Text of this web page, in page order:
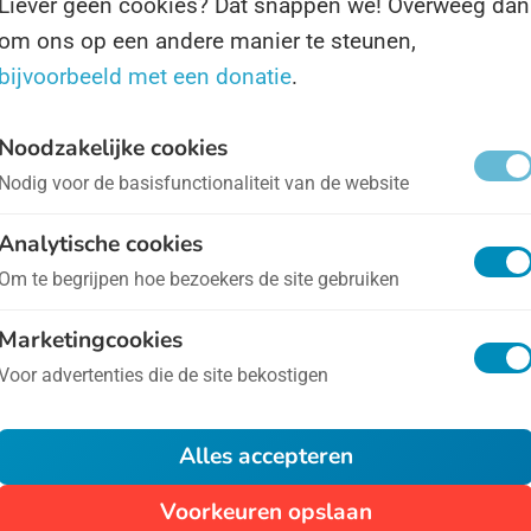
Dag voor Kinderen die Slachtoffer zijn
is oorlog in het algemeen een vreselijke
zijn maakt dat de tragiek een factor honderd
als we zeggen dat kinderen nooit
agressie dan ook zouden moeten zijn, maar
is het hoog nodig aandacht voor het onderwerp
Dag tegen Roken en Tabak - op 31 mei
31 mei ieder jaar wordt de Internationale Anti-
World Health Organisation (WHO) is uitgeroepen
van tabak.
om ons op een andere manier te steunen,
bijvoorbeeld met een donatie.
Noodzakelijke cookies
Nodig voor de basisfunctionaliteit van de website
cookies
Om te begrijpen hoe bezoekers de site gebruiken
Marketingcookies
advertenties die de site bekostigen
Alles accepteren
Voorkeuren opslaan